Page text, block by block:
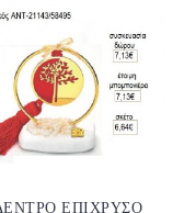
ΕΠΙΧΡΥΣΟ